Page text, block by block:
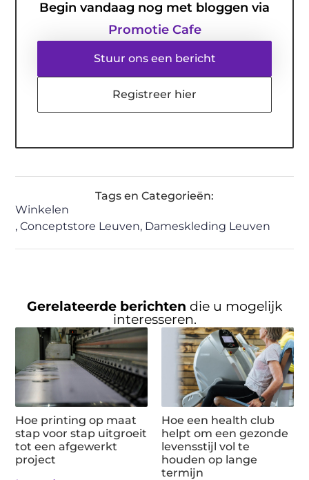
Begin vandaag nog met bloggen via
Promotie Cafe
Stuur ons een bericht
Registreer hier
Tags en Categorieën:
Winkelen
,Conceptstore Leuven, Dameskleding Leuven
Gerelateerde berichten die u mogelijk
interesseren.
Hoe printing op maat
stap voor stap uitgroeit
tot een afgewerkt
project
Hoe een health club
helpt om een gezonde
levensstijl vol te
houden op lange
termijn